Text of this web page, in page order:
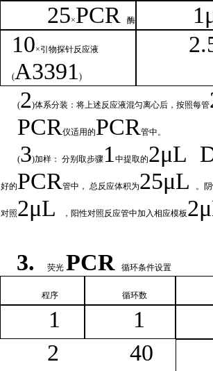
25×PCR 酶 1
10×引物探针反应液
(A3391)
2.
(2)体系分装：将上述反应液混匀离心后，按照每管
PCR仪适用的PCR管中。
(3)加样： 分别取步骤1 中提取的2μL
好的PCR管中， 总反应体积为25μL 。
对照2μL ，阳性对照反应管中加入相应模板
3. 荧光 PCR 循环条件设置
程序 循环数
1 1
2
40